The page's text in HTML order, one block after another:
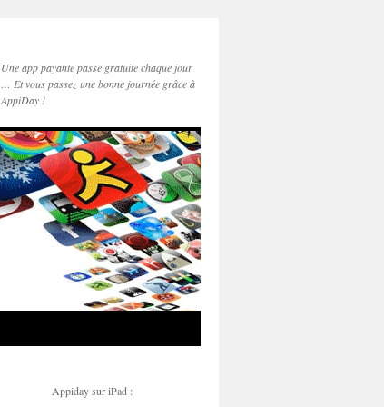
Une app payante passe gratuite chaque jour
… Et vous passez une bonne journée grâce à
AppiDay !
Appiday sur iPad :